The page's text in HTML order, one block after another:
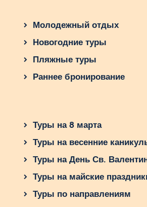
Молодежный отдых
Новогодние туры
Пляжные туры
Раннее бронирование
Туры на 8 марта
Туры на весенние
Туры на День Св.
Туры на майские
Туры по направлениям